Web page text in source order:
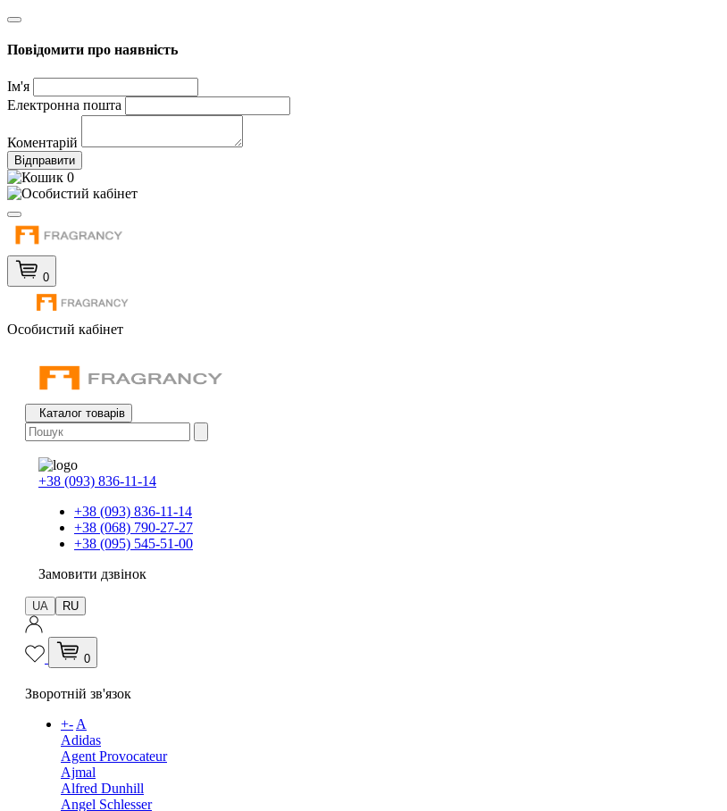
Повідомити про наявність
Ім'я
Електронна пошта
Коментарій
Відправити
0
0
Особистий кабінет
Каталог товарів
+38 (093) 836-11-14
+38 (093) 836-11-14
+38 (068) 790-27-27
+38 (095) 545-51-00
Замовити дзвінок
UA RU
0
Зворотній зв'язок
+-A
Adidas
Agent Provocateur
Ajmal
Alfred Dunhill
Angel Schlesser